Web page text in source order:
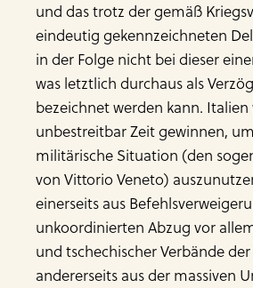
und das trotz der gemäß
eindeutig gekennzeichneten
in der Folge nicht bei dieser
was letztlich durchaus als
bezeichnet werden kann.
unbestreitbar Zeit gewinnen,
militärische Situation (den
von Vittorio Veneto)
einerseits aus
unkoordinierten Abzug vor
und tschechischer Verbände
andererseits aus der massiven